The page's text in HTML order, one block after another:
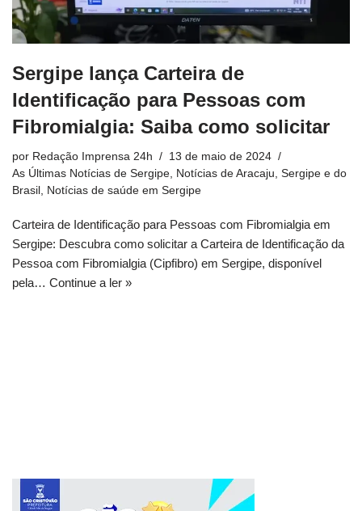
Sergipe lança Carteira de
Identificação para Pessoas com
Fibromialgia: Saiba como solicitar
por Redação Imprensa 24h
13 de maio de 2024
As Últimas Notícias de Sergipe, Notícias de Aracaju, Sergipe e do
Brasil , Notícias de saúde em Sergipe
Carteira de Identificação para Pessoas com Fibromialgia em
Sergipe: Descubra como solicitar a Carteira de Identificação da
Pessoa com Fibromialgia (Cipfibro) em Sergipe, disponível
pela… Continue a ler »